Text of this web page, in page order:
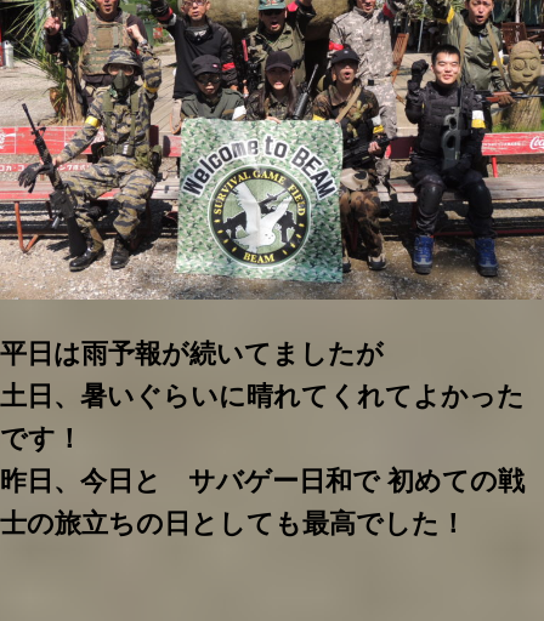
平日は雨予報が続いてましたが
土日、暑いぐらいに晴れてくれてよかった
です！
昨日、今日と サバゲー日和で 初めての戦
士の旅立ちの日としても最高でした！